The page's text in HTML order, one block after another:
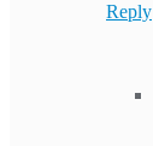
Reply